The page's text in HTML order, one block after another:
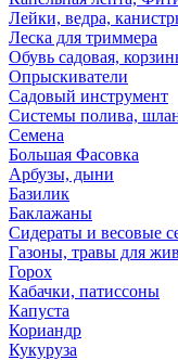
Лейки, ведра,
Леска для триммера
Обувь садовая,
Опрыскиватели
Садовый инструмент
Системы полива,
Семена
Большая Фасовка
Арбузы, дыни
Базилик
Баклажаны
Сидераты и весовые
Газоны, травы для
Горох
Кабачки, патиссоны
Капуста
Кориандр
Кукуруза